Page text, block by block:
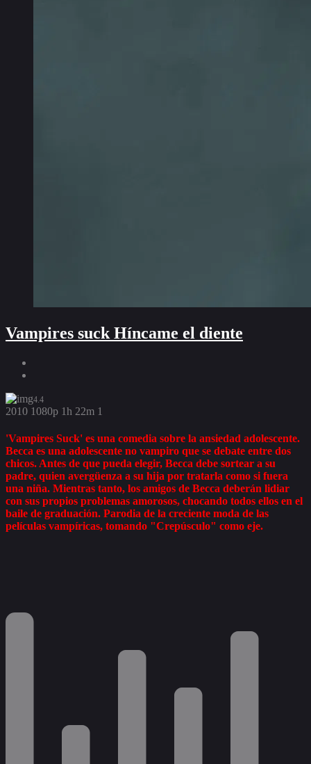
Vampires suck Híncame el diente
4.4
2010 1080p 1h 22m 1
'Vampires Suck' es una comedia sobre la ansiedad adolescente.
Becca es una adolescente no vampiro que se debate entre dos
chicos. Antes de que pueda elegir, Becca debe sortear a su
padre, quien avergüenza a su hija por tratarla como si fuera
una niña. Mientras tanto, los amigos de Becca deberán lidiar
con sus propios problemas amorosos, chocando todos ellos en el
baile de graduación. Parodia de la creciente moda de las
películas vampíricas, tomando "Crepúsculo" como eje.